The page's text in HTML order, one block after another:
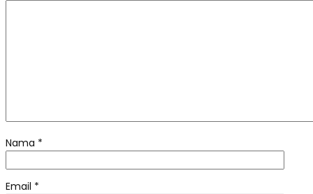
Nama *
Email *